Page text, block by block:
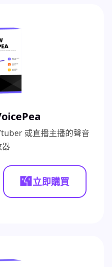
或直播主播的聲音
器
立即購買